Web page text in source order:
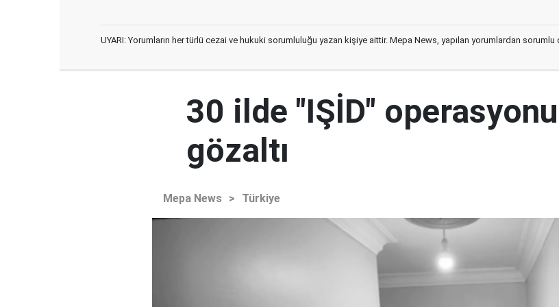
UYARI: Yorumların her türlü cezai ve hukuki sorumluluğu yazan kişiye aittir. Mepa News, yapılan yorumlardan sorumlu
30 ilde "IŞİD"
gözaltı
Mepa News > Türkiye